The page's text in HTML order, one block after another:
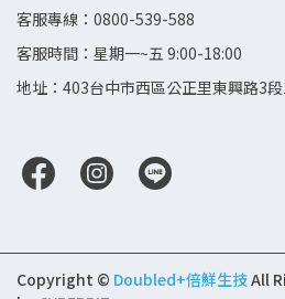
客服專線：0800-539-588
客服時間：星期一~五 9:00-18:00
地址：403台中市西區公正里東興路3
Copyright © Doubled+倍鮮生技All